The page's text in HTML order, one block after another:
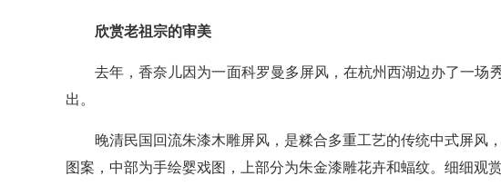
欣赏老祖宗的审美
去年，香奈儿因为一面科罗曼多屏风，在杭州西湖边办了一
出。
晚清民国回流朱漆木雕屏风，是糅合多重工艺的传统中式屏风
图案，中部为手绘婴戏图，上部分为朱金漆雕花卉和蝠纹。细细观